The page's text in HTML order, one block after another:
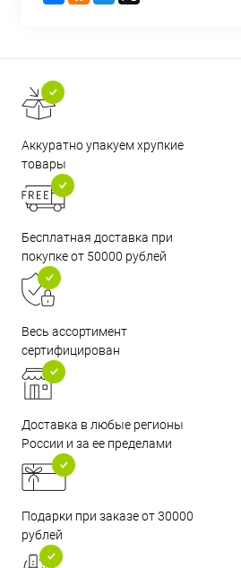
Аккуратно упакуем хрупкие
товары
Бесплатная доставка при
покупке от 50000 рублей
Весь ассортимент
сертифицирован
Доставка в любые регионы
России и за ее пределами
Подарки при заказе от 30000
рублей